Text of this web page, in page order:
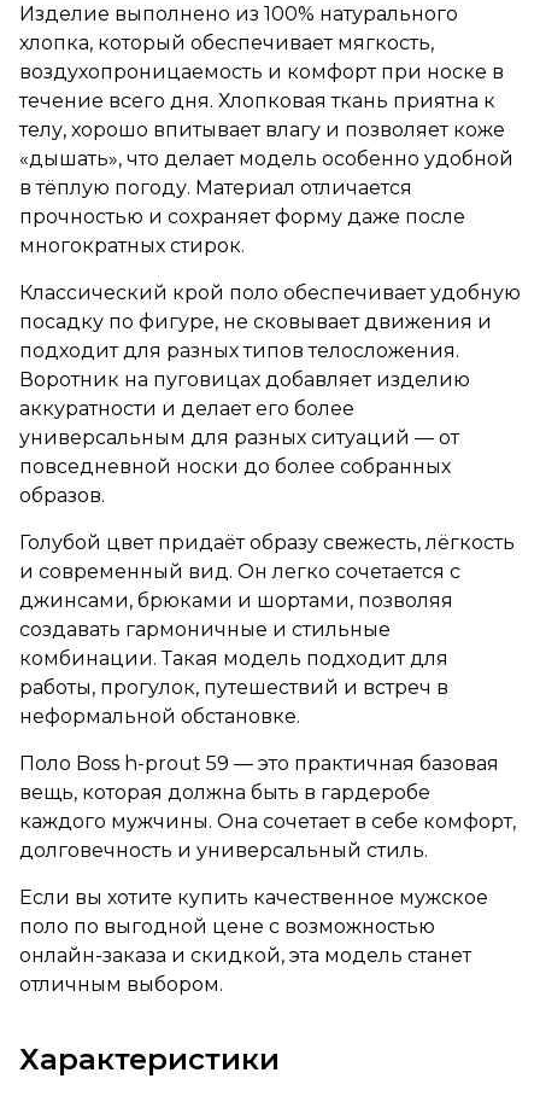
Изделие выполнено из 100% натурального
хлопка, который обеспечивает мягкость,
воздухопроницаемость и комфорт при носке в
течение всего дня. Хлопковая ткань приятна к
телу, хорошо впитывает влагу и позволяет коже
«дышать», что делает модель особенно удобной
в тёплую погоду. Материал отличается
прочностью и сохраняет форму даже после
многократных стирок.
Классический крой поло обеспечивает удобную
посадку по фигуре, не сковывает движения и
подходит для разных типов телосложения.
Воротник на пуговицах добавляет изделию
аккуратности и делает его более
универсальным для разных ситуаций — от
повседневной носки до более собранных
образов.
Голубой цвет придаёт образу свежесть, лёгкость
и современный вид. Он легко сочетается с
джинсами, брюками и шортами, позволяя
создавать гармоничные и стильные
комбинации. Такая модель подходит для
работы, прогулок, путешествий и встреч в
неформальной обстановке.
Поло Boss h-prout 59 — это практичная базовая
вещь, которая должна быть в гардеробе
каждого мужчины. Она сочетает в себе комфорт,
долговечность и универсальный стиль.
Если вы хотите купить качественное мужское
поло по выгодной цене с возможностью
онлайн-заказа и скидкой, эта модель станет
отличным выбором.
Характеристики